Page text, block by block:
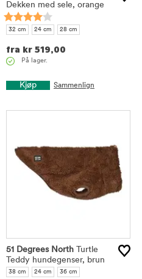
Dekken med sele, orange
32 cm 24 cm 28 cm
fra kr 519,00
På lager.
Kjøp Sammenlign
51 Degrees North Turtle
Teddy hundegenser, brun
38 cm 24 cm 36 cm